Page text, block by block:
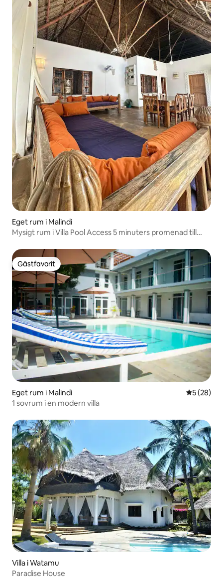
Eget rum i Malindi
Mysigt rum i Villa Pool Access 5 minuters promenad till
Gästfavorit
Gästfavorit
Eget rum i Malindi 5 av 5 i
5 (28)
1 sovrum i en modern villa
Villa i Watamu
Paradise House